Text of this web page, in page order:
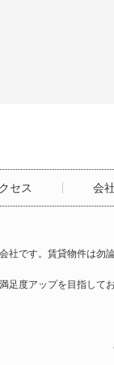
セス 会
です。賃貸物件は勿
度アップを目指して